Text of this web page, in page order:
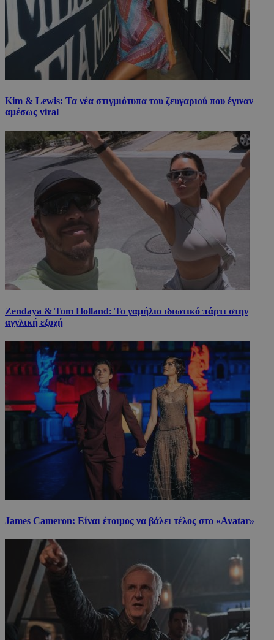
Kim & Lewis: Τα νέα στιγμιότυπα του ζευγαριού που έγιναν
αμέσως viral
Zendaya & Tom Holland: Το γαμήλιο ιδιωτικό πάρτι στην
αγγλική εξοχή
James Cameron: Είναι έτοιμος να βάλει τέλος στο «Avatar»